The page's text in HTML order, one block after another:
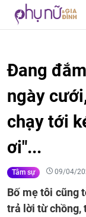
Đang
ngày
chạy tới
ơi"...
Tâm sự 09/04/
Bố mẹ tôi cũng
trả lời từ chồng,